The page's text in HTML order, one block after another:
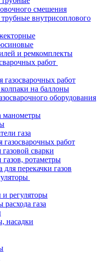
смешения
трубные внутрисоплового
и ремкомплекты
работ
газосварочных работ
на баллоны
оборудования
манометры
газа
газосварочных работ
газовой сварки
ротаметры
для перекачки газов
и регуляторы
расхода газа
насадки